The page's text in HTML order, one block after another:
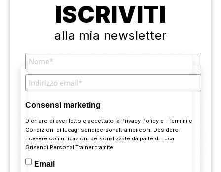
ISCRIVITI
alla mia newsletter
Consensi marketing
Dichiaro di aver letto e accettato la Privacy Policy e iTermini e
Condizioni di lucagrisendipersonaltrainer.com. Desidero
ricevere comunicazioni personalizzate da parte di Luca
Grisendi Personal Trainer tramite:
Email